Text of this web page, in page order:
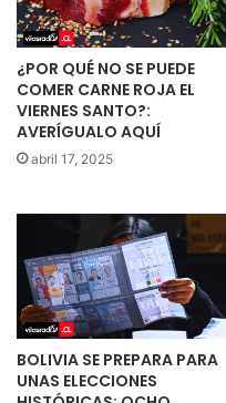
¿POR QUÉ NO SE PUEDE
COMER CARNE ROJA EL
VIERNES SANTO?:
AVERÍGUALO AQUÍ
abril 17, 2025
BOLIVIA SE PREPARA PARA
UNAS ELECCIONES